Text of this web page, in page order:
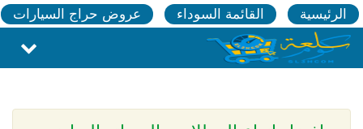
الرئيسية القائمة السوداء عروض حراج السيارات